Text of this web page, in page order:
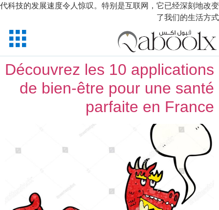
代科技的发展速度令人惊叹。特别是互联网，它已经深刻地改变
了我们的生活方式
Découvrez les 10 applications
de bien-être pour une santé
parfaite en France